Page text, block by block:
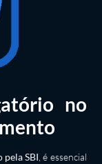
no
SBI , é essencial